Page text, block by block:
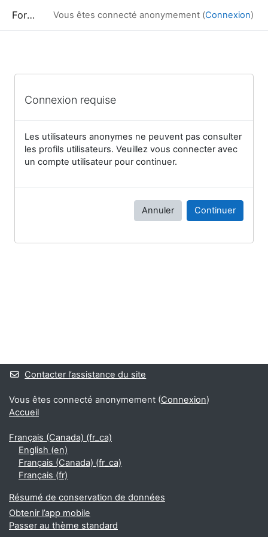
Formation Vous êtes connecté anonymement (Connexion)
Connexion requise
Les utilisateurs anonymes ne peuvent pas consulter
les profils utilisateurs. Veuillez vous connecter avec
un compte utilisateur pour continuer.
Annuler Continuer
Contacter l’assistance du site
Vous êtes connecté anonymement (Connexion)
Accueil
Français (Canada) ‎(fr_ca)‎
English ‎(en)‎
Français (Canada) ‎(fr_ca)‎
Français ‎(fr)‎
Résumé de conservation de données
Obtenir l’app mobile
Passer au thème standard